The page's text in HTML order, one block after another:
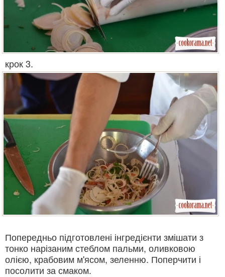
крок 3.
Попередньо підготовлені інгредієнти змішати з
тонко нарізаним стеблом пальми, оливковою
олією, крабовим м'ясом, зеленню. Поперчити і
посолити за смаком.